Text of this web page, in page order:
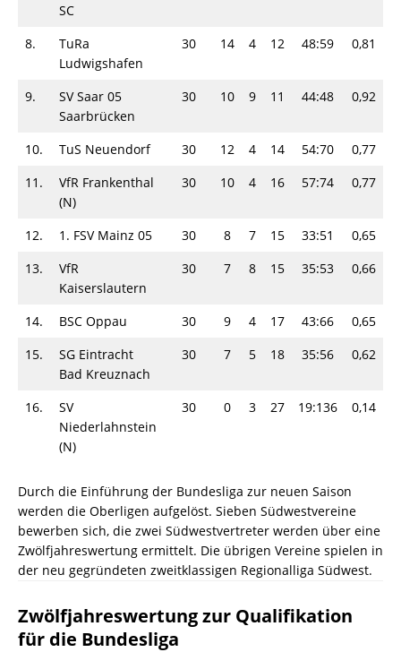
SC
8.
TuRa
Ludwigshafen
30 14 4 12 48:59 0,81
9.
SV Saar 05
Saarbrücken
30 10 9 11 44:48 0,92
10. TuS Neuendorf 30 12 4 14 54:70 0,77
11.
VfR Frankenthal
(N)
30 10 4 16 57:74 0,77
12. 1. FSV Mainz 05 30 8 7 15 33:51 0,65
13.
VfR
Kaiserslautern
30 7 8 15 35:53 0,66
14. BSC Oppau 30 9 4 17 43:66 0,65
15.
SG Eintracht
Bad Kreuznach
30 7 5 18 35:56 0,62
16.
SV
Niederlahnstein
(N)
30 0 3 27 19:136 0,14
Durch die Einführung der Bundesliga zur neuen Saison
werden die Oberligen aufgelöst. Sieben Südwestvereine
bewerben sich, die zwei Südwestvertreter werden über eine
Zwölfjahreswertung ermittelt. Die übrigen Vereine spielen in
der neu gegründeten zweitklassigen Regionalliga Südwest.
Zwölfjahreswertung zur Qualifikation
für die Bundesliga